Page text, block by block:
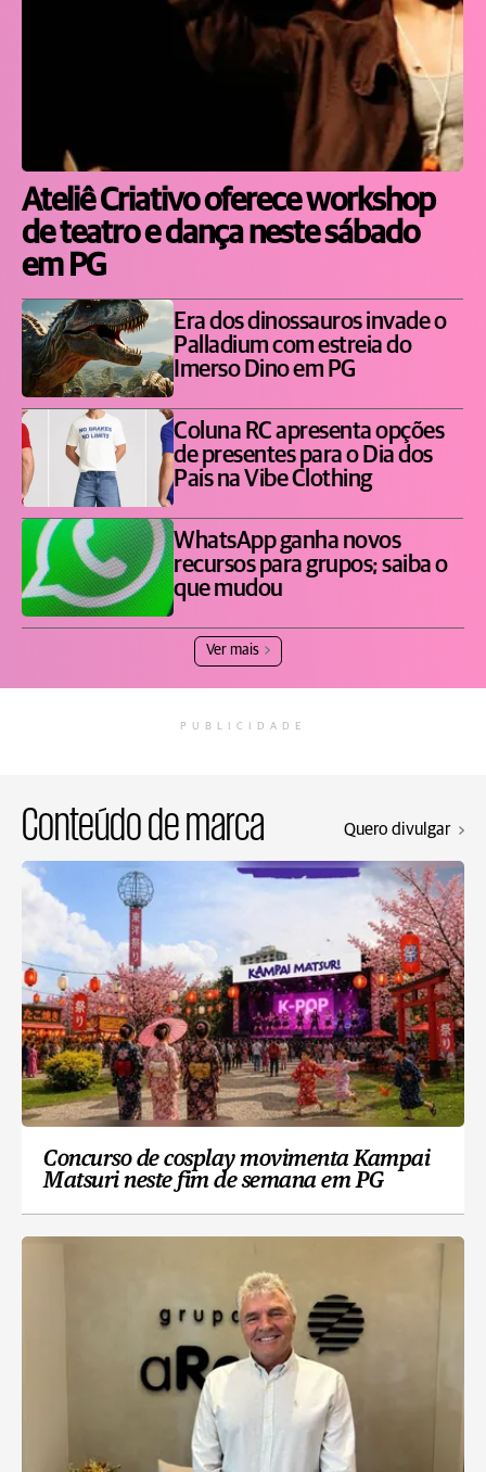
Ateliê Criativo oferece workshop
de teatro e dança neste sábado
em PG
Era dos dinossauros invade o
Palladium com estreia do
Imerso Dino em PG
Coluna RC apresenta opções
de presentes para o Dia dos
Pais na Vibe Clothing
WhatsApp ganha novos
recursos para grupos; saiba o
que mudou
Ver mais
PUBLICIDADE
Conteúdo de marca Quero divulgar
Concurso de cosplay movimenta Kampai
Matsuri neste fim de semana em PG